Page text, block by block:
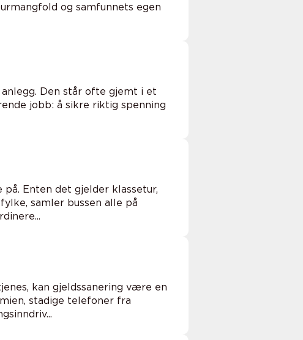
og samfunnets egen
Den står ofte gjemt i et
jobb: å sikre riktig spenning
Enten det gjelder klassetur,
samler bussen alle på
kan gjeldssanering være en
stadige telefoner fra